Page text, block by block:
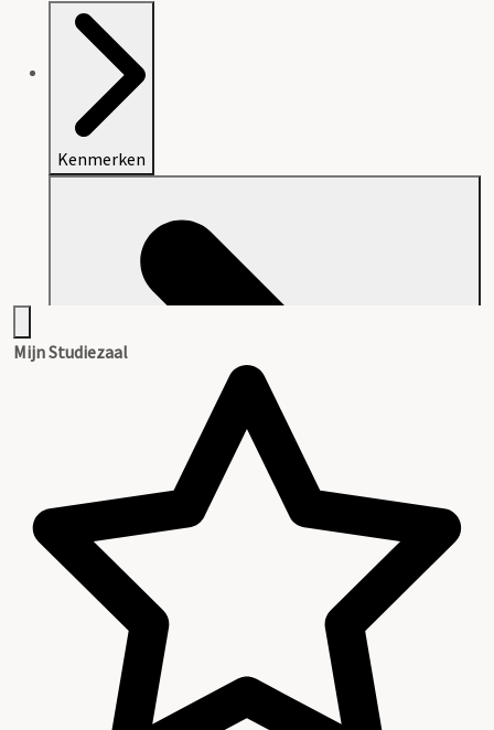
Kenmerken
Mijn Studiezaal